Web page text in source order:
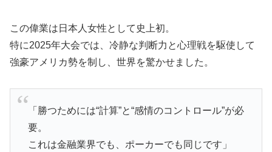
この偉業は日本人女性として史上初。
特に2025年大会では、冷静な判断力と心理戦を駆使して
強豪アメリカ勢を制し、世界を驚かせました。
「勝つためには“計算”と“感情のコントロール”が必
要。
これは金融業界でも、ポーカーでも同じです」